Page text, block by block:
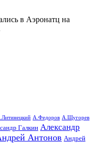
в Аэронатц на
А.Федоров А.Щугорев
Галкин Александр
Антонов Андрей